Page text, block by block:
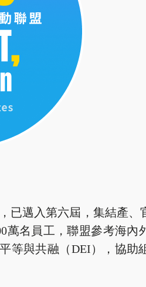
已邁入第六屆，集結產
萬名員工，聯盟參考海內
等與共融（DEI），協助